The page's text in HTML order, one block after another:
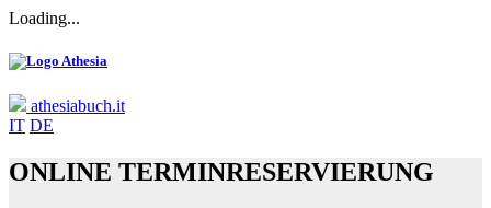
Loading...
athesiabuch.it
IT DE
ONLINE TERMINRESERVIERUNG